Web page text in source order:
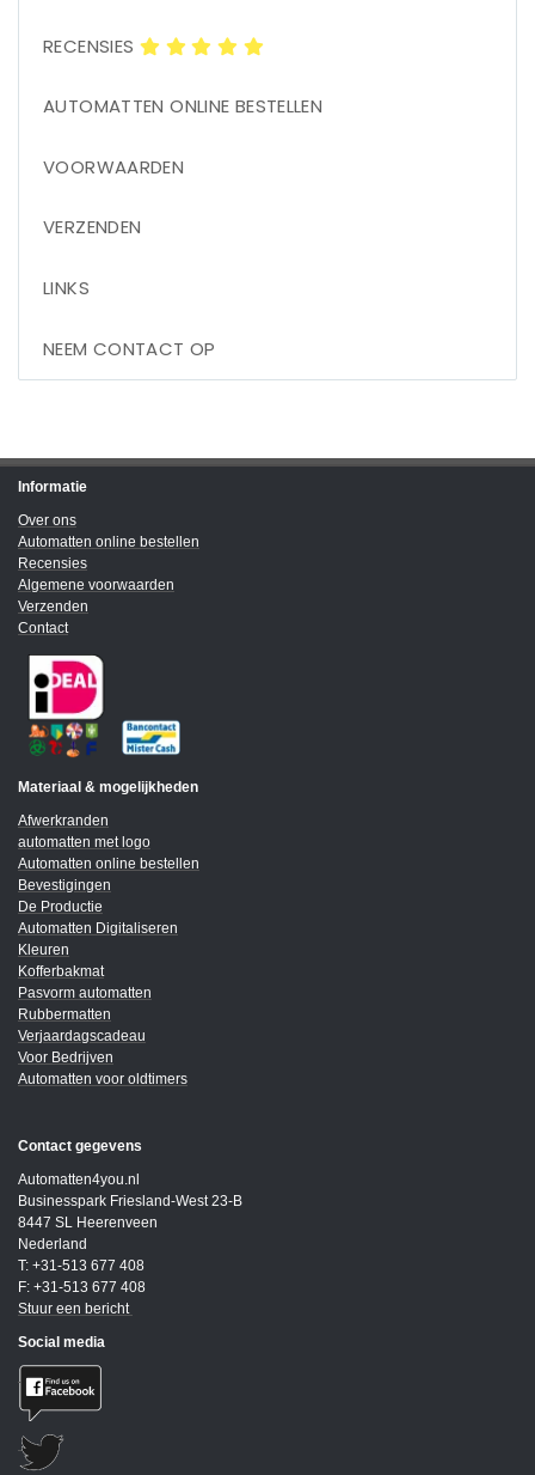
RECENSIES
AUTOMATTEN ONLINE BESTELLEN
VOORWAARDEN
VERZENDEN
LINKS
NEEM CONTACT OP
Informatie
Over ons
Automatten online bestellen
Recensies
Algemene voorwaarden
Verzenden
Contact
Materiaal & mogelijkheden
Afwerkranden
automatten met logo
Automatten online bestellen
Bevestigingen
De Productie
Automatten Digitaliseren
Kleuren
Kofferbakmat
Pasvorm automatten
Rubbermatten
Verjaardagscadeau
Voor Bedrijven
Automatten voor oldtimers
Contact gegevens
Automatten4you.nl
Businesspark Friesland-West 23-B
8447 SL Heerenveen
Nederland
T: +31-513 677 408
F: +31-513 677 408
Stuur een bericht
Social media